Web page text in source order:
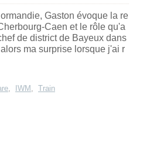
Gaston évoque la re
Caen et le rôle qu'a
de district de Bayeux dans
ma surprise lorsque j'ai r
, IWM , Train